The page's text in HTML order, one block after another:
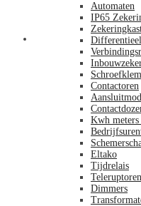
Automaten
IP65
Contactoren
Kwh
Eltako
Tijdrelais
Dimmers